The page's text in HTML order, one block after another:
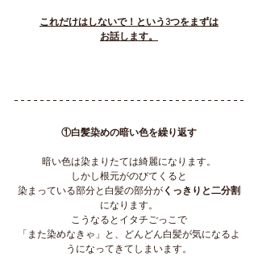
これだけはしないで！という3つをまずは
お話します。
①白髪染めの暗い色を繰り返す
暗い色は染まりたては綺麗になります。
しかし根元がのびてくると
染まっている部分と白髪の部分が くっきりと二分割
になります。
こうなるとイタチごっこで
「また染めなきゃ」と、どんどん白髪が気になるよ
うになってきてしまいます。